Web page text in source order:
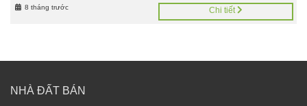
8 tháng trước Chi tiết
NHÀ ĐẤT BÁN